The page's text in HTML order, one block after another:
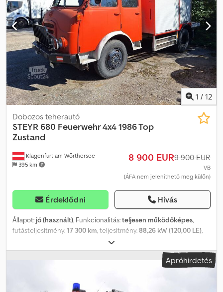
1 / 12
Klagenfurt am Wörthersee
395 km
Dobozos teherautó
STEYR 680 Feuerwehr 4x4 1986 Top
Zustand
8 900 EUR9 900 EUR
VB
(ÁFA nem jeleníthető meg külön)
Érdeklődni Hívás
Állapot: jó (használt), Funkcionalitás:teljesen működőképes,
futásteljesítmény:17 300 km, teljesítmény:88,26 kW (120,00 LE),
, saját tömeg:
kg, tengelyelrendezés:4x4, üzemanyag:dízel, Gyártási év:1986,
, csúcs állapotú Chodpoxm S Absfx
Apróhirdetés